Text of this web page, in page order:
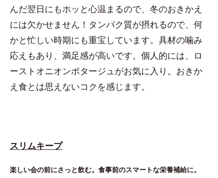
んだ翌日にもホッと心温まるので、冬のおきかえ
には欠かせません！タンパク質が摂れるので、何
かと忙しい時期にも重宝しています。具材の噛み
応えもあり、満足感が高いです。個人的には、ロ
ーストオニオンポタージュがお気に入り。おきか
え食とは思えないコクを感じます。
スリムキープ
楽しい会の前にさっと飲む。食事前のスマートな栄養補給に。